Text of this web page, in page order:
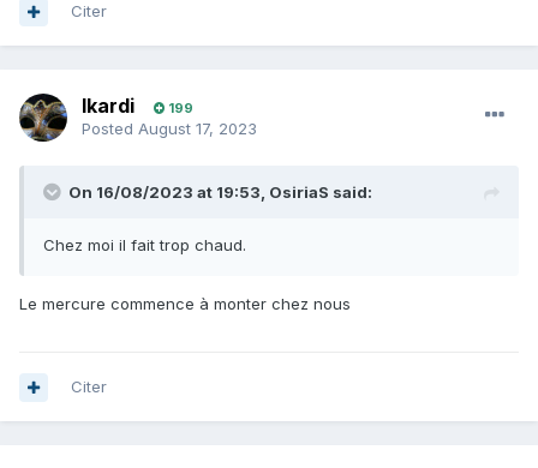
Citer
Ikardi 199
Posted August 17, 2023
On 16/08/2023 at 19:53, OsiriaS said:
Chez moi il fait trop chaud.
Le mercure commence à monter chez nous
Citer